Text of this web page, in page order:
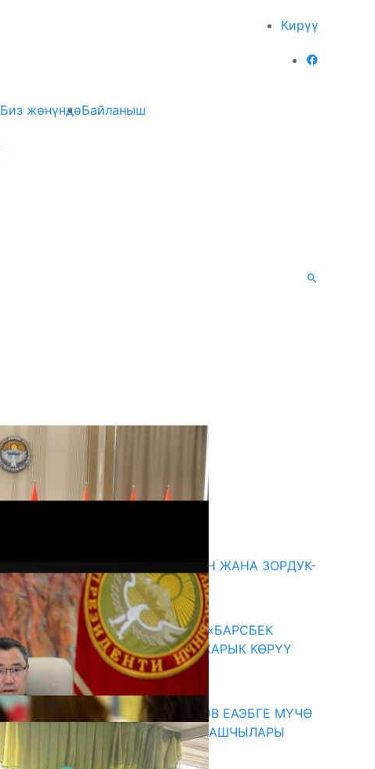
Кирүү
Биз жөнүндөБайланыш
ГЕНДЕРДИК БАСМЫРЛООДОН ЖАНА ЗОРДУК-
ЗОМБУЛУКТАН КОРГОО
07.08.2026
КЫРГЫЗ ТАРЫХЫ ТАСМАДА: «БАРСБЕК
КАГАН» КӨРКӨМ ТАСМАСЫ ЖАРЫК КӨРҮҮ
АЛДЫНДА
07.08.2026
ПРЕЗИДЕНТ САДЫР ЖАПАРОВ ЕАЭБГЕ МҮЧӨ
МАМЛЕКЕТТЕРДИН ӨКМӨТ БАШЧЫЛАРЫ
МЕНЕН ЖОЛУГУШТУ